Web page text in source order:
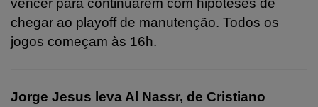
vencer para continuarem com hipóteses de
chegar ao playoff de manutenção. Todos os
jogos começam às 16h.
Jorge Jesus leva Al Nassr, de Cristiano